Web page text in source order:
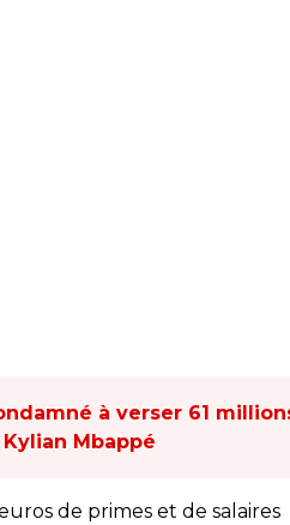
à verser 61
Mbappé
de primes et de salaires